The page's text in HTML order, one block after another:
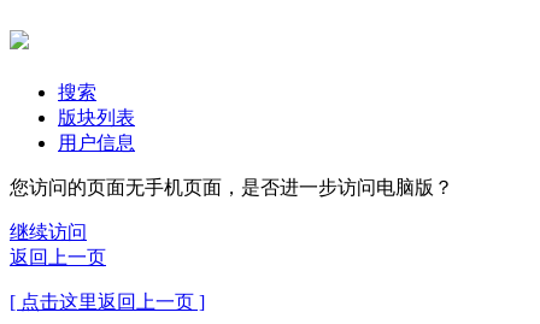
搜索
版块列表
用户信息
您访问的页面无手机页面，是否进一步访问电脑版？
继续访问
返回上一页
[ 点击这里返回上一页 ]